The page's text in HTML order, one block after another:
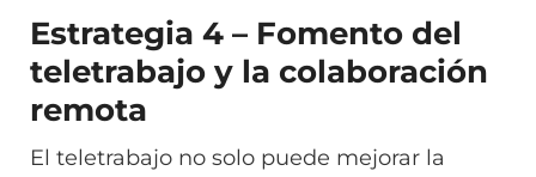
Estrategia 4 – Fomento del
teletrabajo y la colaboración
remota
El teletrabajo no solo puede mejorar la